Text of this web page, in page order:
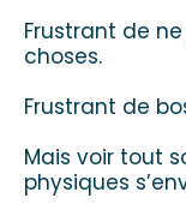
Frustrant de
choses.
Frustrant de
Mais voir tout
physiques